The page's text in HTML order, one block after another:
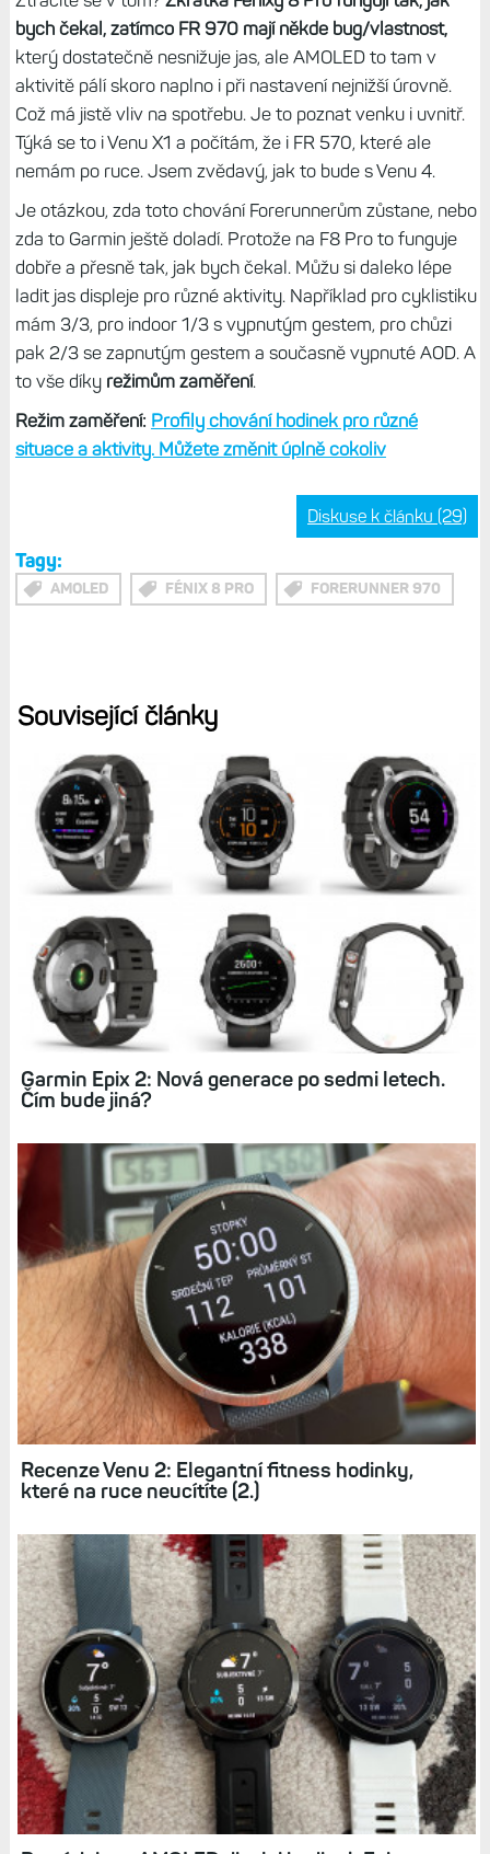
bych čekal, zatímco FR 970 mají někde bug/vlastnost,
který dostatečně nesnižuje jas, ale AMOLED to tam v
aktivitě pálí skoro naplno i při nastavení nejnižší úrovně.
Což má jistě vliv na spotřebu. Je to poznat venku i uvnitř.
Týká se to i Venu X1 a počítám, že i FR 570, které ale
nemám po ruce. Jsem zvědavý, jak to bude s Venu 4.
Je otázkou, zda toto chování Forerunnerům zůstane, nebo
zda to Garmin ještě doladí. Protože na F8 Pro to funguje
dobře a přesně tak, jak bych čekal. Můžu si daleko lépe
ladit jas displeje pro různé aktivity. Například pro cyklistiku
mám 3/3, pro indoor 1/3 s vypnutým gestem, pro chůzi
pak 2/3 se zapnutým gestem a současně vypnuté AOD. A
to vše díky režimům zaměření.
Režim zaměření: Profily chování hodinek pro různé
situace a aktivity. Můžete změnit úplně cokoliv
Diskuse k článku (29)
Tagy:
AMOLED FÉNIX 8 PRO FORERUNNER 970
Související články
Garmin Epix 2: Nová generace po sedmi letech.
Čím bude jiná?
Recenze Venu 2: Elegantní fitness hodinky,
které na ruce neucítíte (2.)